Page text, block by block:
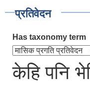
प्रतिवेदन
Has taxonomy term
केहि पनि